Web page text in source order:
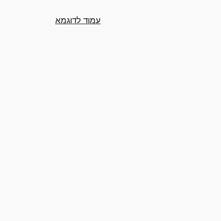
עמוד לדוגמא